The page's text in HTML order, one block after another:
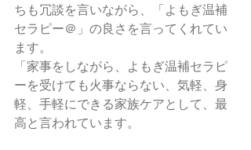
ちも冗談を言いながら、「よもぎ温補
セラピー＠」の良さを言ってくれてい
ます。
「家事をしながら、よもぎ温補セラピ
ーを受けても火事ならない、気軽、身
軽、手軽にできる家族ケアとして、最
高と言われています。